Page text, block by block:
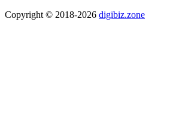
Copyright © 2018-2026 digibiz.zone